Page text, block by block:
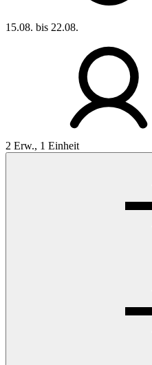
15.08. bis 22.08.
2 Erw., 1 Einheit